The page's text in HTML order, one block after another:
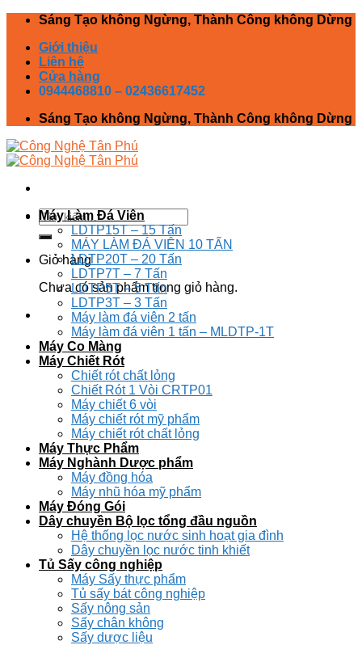
Skip
content
Sáng Tạo không Ngừng, Thành Công không Dừng
Giới thiệu
Liên hệ
Cửa hàng
0944468810 – 02436617452
Sáng Tạo không Ngừng, Thành Công không Dừng
Tìm
kiếm:
Giỏ hàng
Chưa có sản phẩm trong giỏ hàng.
Máy Làm Đá Viên
LDTP15T – 15 Tấn
MÁY LÀM ĐÁ VIÊN 10 TẤN
LDTP20T – 20 Tấn
LDTP7T – 7 Tấn
LDTP5T – 5 Tấn
LDTP3T – 3 Tấn
Máy làm đá viên 2 tấn
Máy làm đá viên 1 tấn – MLDTP-1T
Máy Co Màng
Máy Chiết Rót
Chiết rót chất lỏng
Chiết Rót 1 Vòi CRTP01
Máy chiết 6 vòi
Máy chiết rót mỹ phẩm
Máy chiết rót chất lỏng
Máy Thực Phẩm
Máy Nghành Dược phẩm
Máy đồng hóa
Máy nhũ hóa mỹ phẩm
Máy Đóng Gói
Dây chuyền Bộ lọc tổng đầu nguồn
Hệ thống lọc nước sinh hoạt gia đình
Dây chuyền lọc nước tinh khiết
Tủ Sấy công nghiệp
Máy Sấy thực phẩm
Tủ sấy bát công nghiệp
Sấy nông sản
Sấy chân không
Sấy dược liệu